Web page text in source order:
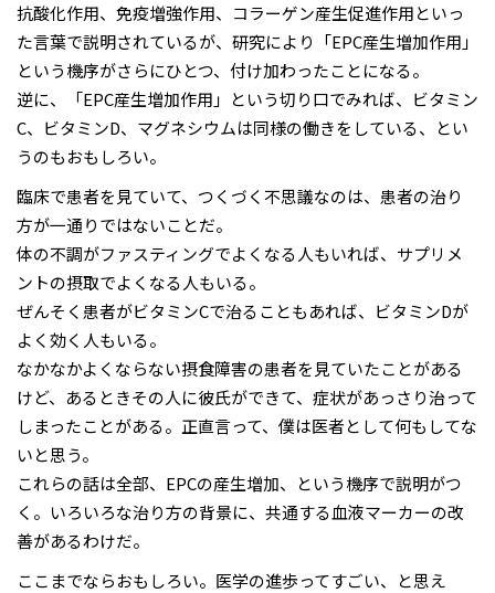
抗酸化作用、免疫増強作用、コラーゲン産生促進作用といっ
た言葉で説明されているが、研究により「EPC産生増加作用」
という機序がさらにひとつ、付け加わったことになる。
逆に、「EPC産生増加作用」という切り口でみれば、ビタミン
C、ビタミンD、マグネシウムは同様の働きをしている、とい
うのもおもしろい。
臨床で患者を見ていて、つくづく不思議なのは、患者の治り
方が一通りではないことだ。
体の不調がファスティングでよくなる人もいれば、サプリメ
ントの摂取でよくなる人もいる。
ぜんそく患者がビタミンCで治ることもあれば、ビタミンDが
よく効く人もいる。
なかなかよくならない摂食障害の患者を見ていたことがある
けど、あるときその人に彼氏ができて、症状があっさり治って
しまったことがある。正直言って、僕は医者として何もしてな
いと思う。
これらの話は全部、EPCの産生増加、という機序で説明がつ
く。いろいろな治り方の背景に、共通する血液マーカーの改
善があるわけだ。
ここまでならおもしろい。医学の進歩ってすごい、と思え